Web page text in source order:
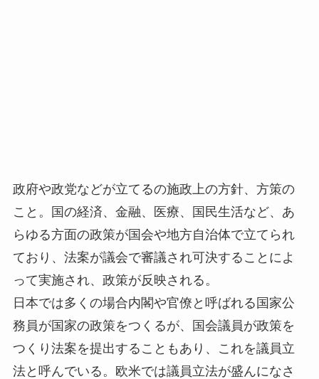
政府や政党などが立てるの施政上の方針、方策の
こと。国の経済、金融、医療、国民生活など、あ
らゆる方面の政策が国会や地方自治体で立てられ
ており、法案が議会で審議され可決することによ
って実施され、政策が反映される。
日本では多くの場合内閣や官僚と呼ばれる国家公
務員が国家の政策をつくるが、国会議員が政策を
つくり法案を提出することもあり、これを議員立
法と呼んでいる。欧米では議員立法が盛んになさ